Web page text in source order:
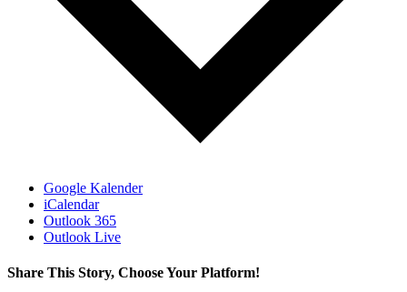
Google Kalender
iCalendar
Outlook 365
Outlook Live
Share This Story, Choose Your Platform!